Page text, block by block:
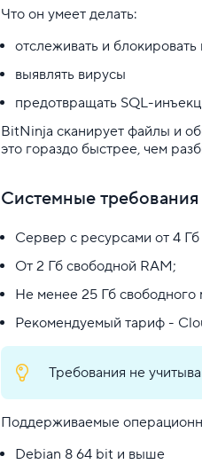
Что он умеет делать:
отслеживать и
выявлять вирусы
предотвращать SQL-
BitNinja сканирует файлы и
это гораздо быстрее, чем
Системные требования
Сервер с ресурсами от 4
От 2 Гб свободной RAM;
Не менее 25 Гб свободного
Рекомендуемый тариф -
Требования не
Поддерживаемые
Debian 8 64 bit и выше